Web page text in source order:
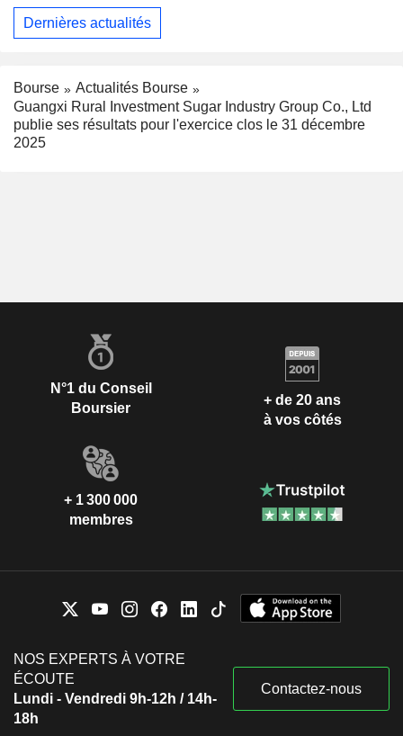
Dernières actualités
Bourse
Actualités Bourse
Guangxi Rural Investment Sugar Industry Group Co., Ltd
publie ses résultats pour l'exercice clos le 31 décembre
2025
N°1 du Conseil
Boursier
+ de 20 ans
à vos côtés
+ 1 300 000
membres
NOS EXPERTS À VOTRE
ÉCOUTE
Lundi - Vendredi 9h-12h / 14h-
18h
Contactez-nous